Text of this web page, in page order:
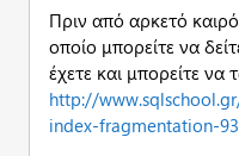
Πριν από αρκετό
οποίο μπορείτε να
έχετε και μπορείτε να
http://
index-fragmentation-